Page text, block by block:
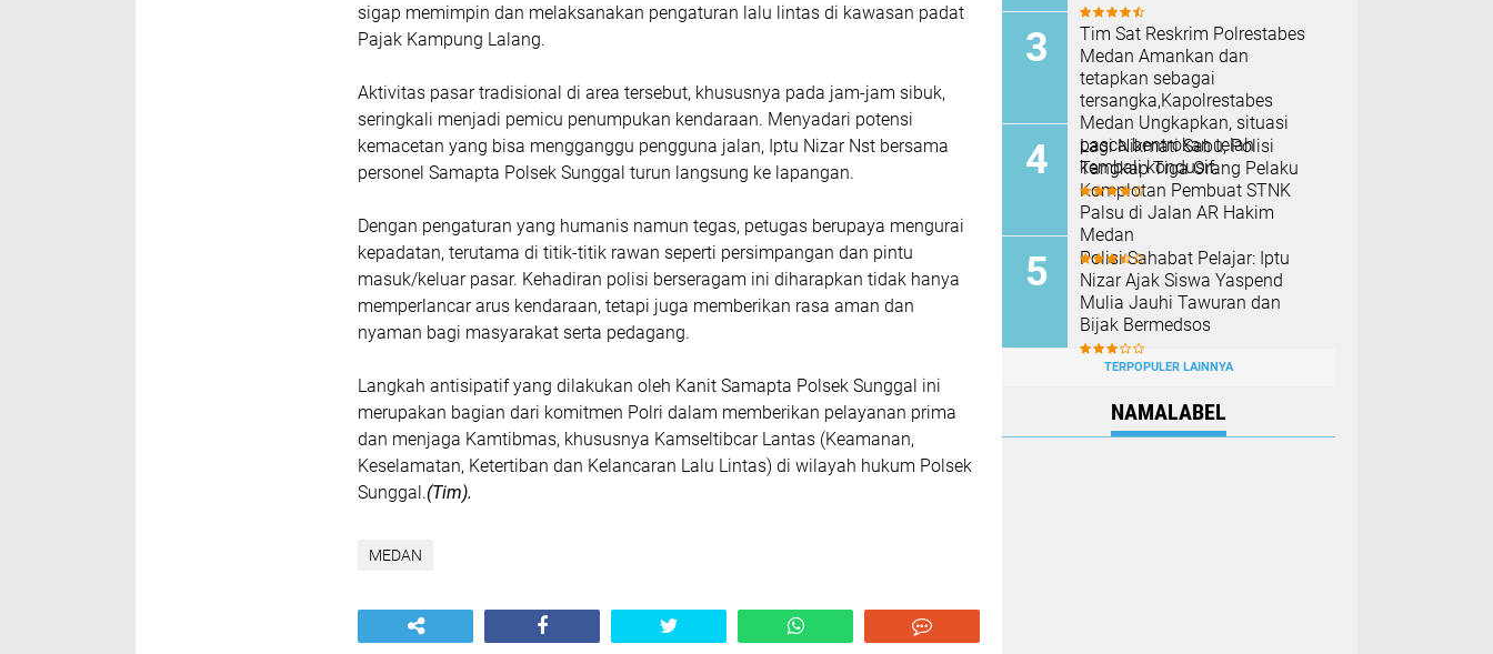
sigap memimpin dan melaksanakan pengaturan lalu lintas di kawasan padat
Pajak Kampung Lalang.
‎Aktivitas pasar tradisional di area tersebut, khususnya pada jam-jam sibuk,
seringkali menjadi pemicu penumpukan kendaraan. Menyadari potensi
kemacetan yang bisa mengganggu pengguna jalan, Iptu Nizar Nst bersama
personel Samapta Polsek Sunggal turun langsung ke lapangan.
‎Dengan pengaturan yang humanis namun tegas, petugas berupaya mengurai
kepadatan, terutama di titik-titik rawan seperti persimpangan dan pintu
masuk/keluar pasar. Kehadiran polisi berseragam ini diharapkan tidak hanya
memperlancar arus kendaraan, tetapi juga memberikan rasa aman dan
nyaman bagi masyarakat serta pedagang.
‎Langkah antisipatif yang dilakukan oleh Kanit Samapta Polsek Sunggal ini
merupakan bagian dari komitmen Polri dalam memberikan pelayanan prima
dan menjaga Kamtibmas, khususnya Kamseltibcar Lantas (Keamanan,
Keselamatan, Ketertiban dan Kelancaran Lalu Lintas) di wilayah hukum Polsek
Sunggal.(Tim).
MEDAN
Tim Sat Reskrim Polrestabes
Medan Amankan dan
tetapkan sebagai
tersangka,Kapolrestabes
Medan Ungkapkan, situasi
pasca bentrokan telah
kembali kondusif.
Lagi Nikmati Sabu, Polisi
Tangkap Tiga Orang Pelaku
Komplotan Pembuat STNK
Palsu di Jalan AR Hakim
Medan
Polisi Sahabat Pelajar: Iptu
Nizar Ajak Siswa Yaspend
Mulia Jauhi Tawuran dan
Bijak Bermedsos
TERPOPULER LAINNYA
NAMALABEL